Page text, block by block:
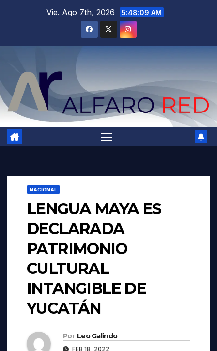
Vie. Ago 7th, 2026 5:48:10 AM
NACIONAL
LENGUA MAYA ES
DECLARADA
PATRIMONIO
CULTURAL
INTANGIBLE DE
YUCATÁN
Por Leo Galindo
FEB 18, 2022